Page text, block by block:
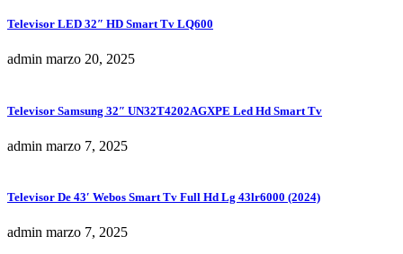
Televisor LED 32″ HD Smart Tv LQ600
admin marzo 20, 2025
Televisor Samsung 32″ UN32T4202AGXPE Led Hd Smart Tv
admin marzo 7, 2025
Televisor De 43′ Webos Smart Tv Full Hd Lg 43lr6000 (2024)
admin marzo 7, 2025